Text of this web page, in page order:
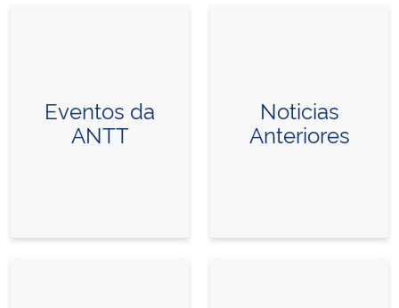
Eventos da
ANTT
Noticias
Anteriores